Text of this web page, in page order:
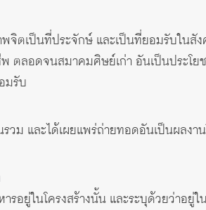
จิตเป็นที่ประจักษ์ และเป็นที่ยอมรับใน
ลอดจนสมาคมศิษย์เก่า อันเป็นประโย
มรับ
วม และได้เผยแพร่ถ่ายทอดอันเป็นผลง
อยู่ในโครงสร้างนั้น และระบุด้วยว่าอยู่